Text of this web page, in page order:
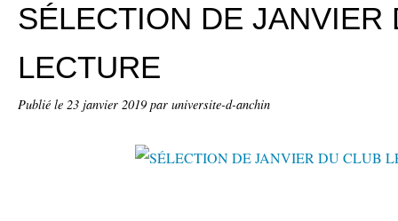
SÉLECTION DE JANVIER
LECTURE
Publié le 23 janvier 2019 par universite-d-anchin